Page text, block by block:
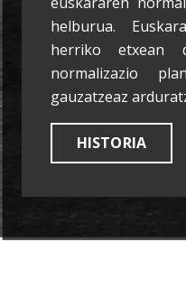
helburua.
herriko etxean
normalizazio
gauzatzeaz
HISTORIA